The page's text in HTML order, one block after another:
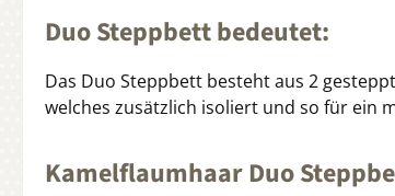
Duo Steppbett bedeutet:
Das Duo Steppbett besteht aus 2
welches zusätzlich isoliert und so für ein
Kamelflaumhaar Duo